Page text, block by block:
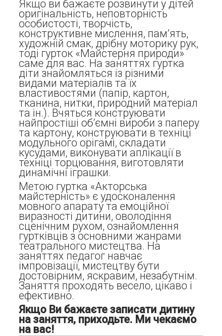
Якщо ви бажаєте розвинути у дітей
оригінальність, неповторність
особистості, творчість,
конструктивне мислення, пам’ять,
художній смак, дрібну моторику рук,
тоді гурток «Майстерня природи»
саме для вас. На заняттях гуртка
діти знайомляться із різними
видами матеріалів та їх
властивостями (папір, картон,
тканина, нитки, природний матеріал
та ін.). Вчяться конструювати
найпростіші об’ємні вироби з паперу
та картону, конструювати в техніці
модульного орігамі, складати
кусудами, виконувати аплікації в
техніці торцювання, виготовляти
динамічні іграшки.
Метою гуртка «Акторська
майстерність» є удосконалення
мовного апарату та емоційної
виразності дитини, оволодіння
сценічним рухом, ознайомлення
гуртківців з основними жанрами
театрального мистецтва. На
заняттях педагог навчає
імпровізації, мистецтву бути
достовірним, яскравим, незабутнім.
Заняття проходять весело, цікаво і
ефективно.
Якщо Ви бажаєте записати дитину
на заняття, приходьте. Ми чекаємо
на вас!